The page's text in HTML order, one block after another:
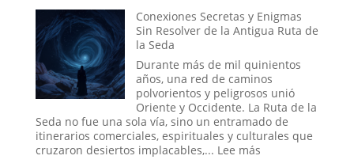
el
Arca
de
la
Alianza
una
Antigua?
La
teoría
Conexiones Secretas y Enigmas
Sin Resolver de la Antigua Ruta de
la Seda
Durante más de mil quinientos
años, una red de caminos
polvorientos y peligrosos unió
Oriente y Occidente. La Ruta de la
Seda no fue una sola vía, sino un entramado de
itinerarios comerciales, espirituales y culturales que
cruzaron desiertos implacables,... Lee más: